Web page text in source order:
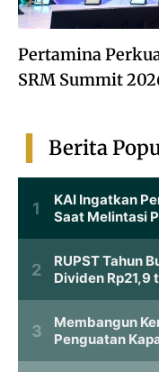
Pertamina
SRM Summit
Berita